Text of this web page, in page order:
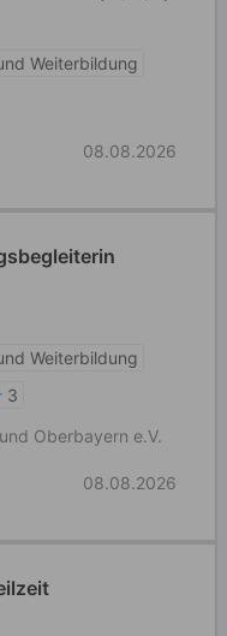
Weiterbildung
08.08.2026
Weiterbildung
3
Oberbayern e.V.
08.08.2026